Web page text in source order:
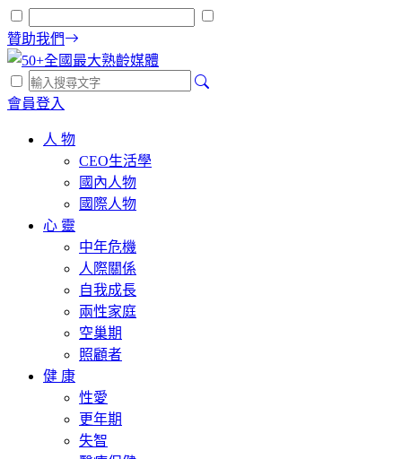
贊助我們
會員登入
人 物
CEO生活學
國內人物
國際人物
心 靈
中年危機
人際關係
自我成長
兩性家庭
空巢期
照顧者
健 康
性愛
更年期
失智